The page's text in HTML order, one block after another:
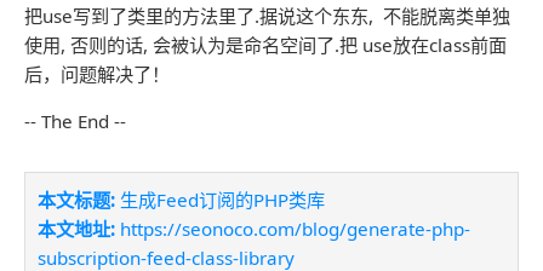
把use写到了类里的方法里了.据说这个东东, 不能脱离类单独
使用, 否则的话, 会被认为是命名空间了.把 use放在class前面
后，问题解决了！
-- The End --
本文标题: 生成Feed订阅的PHP类库
本文地址: https://seonoco.com/blog/generate-php-
subscription-feed-class-library